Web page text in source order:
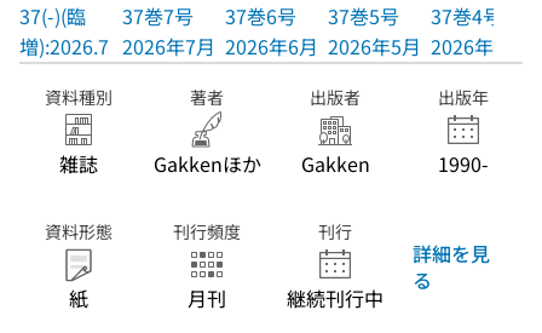
37(-)(臨
増):2026.7
37巻7号
2026年7月
37巻6号
2026年6月
37巻5号
2026年5月
37巻4号
2026年4月
資料種別
雑誌
著者
Gakkenほか
出版者
Gakken
出版年
1990-
資料形態
紙
刊行頻度
月刊
刊行
継続刊行中
詳細を見
る